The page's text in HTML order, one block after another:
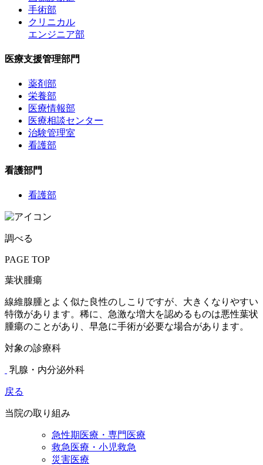
手術部
クリニカル
エンジニア部
医療支援管理部門
薬剤部
栄養部
医療情報部
医療相談センター
治験管理室
看護部
看護部門
看護部
調べる
PAGE TOP
葉状腫瘍
線維腺腫とよく似た良性のしこりですが、大きくなりやすい
特徴があります。稀に、急激な増大を認めるものは悪性葉状
腫瘍のことがあり、早急に手術が必要な場合があります。
対象の診療科
乳腺・内分泌外科
戻る
当院の取り組み
急性期医療・専門医療
救急医療・小児救急
災害医療